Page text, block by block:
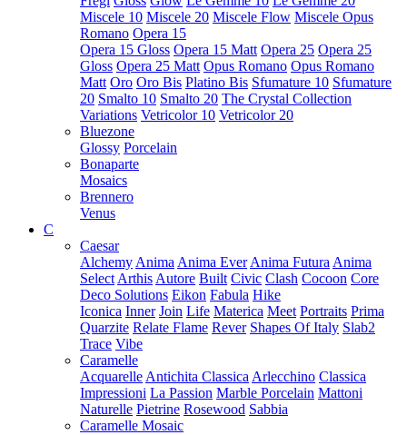
Miscele 10 Miscele 20 Miscele Flow Miscele Opus
Romano Opera 15
Opera 15 Gloss Opera 15 Matt Opera 25 Opera 25
Gloss Opera 25 Matt Opus Romano Opus Romano
Matt Oro Oro Bis Platino Bis Sfumature 10 Sfumature
20 Smalto 10 Smalto 20 The Crystal Collection
Variations Vetricolor 10 Vetricolor 20
Bluezone
Glossy Porcelain
Bonaparte
Mosaics
Brennero
Venus
C
Caesar
Alchemy Anima Anima Ever Anima Futura Anima
Select Arthis Autore Built Civic Clash Cocoon Core
Deco Solutions Eikon Fabula Hike
Iconica Inner Join Life Materica Meet Portraits Prima
Quarzite Relate Flame Rever Shapes Of Italy Slab2
Trace Vibe
Caramelle
Acquarelle Antichita Classica Arlecchino Classica
Impressioni La Passion Marble Porcelain Mattoni
Naturelle Pietrine Rosewood Sabbia
Caramelle Mosaic